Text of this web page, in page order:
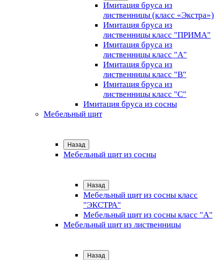
Имитация бруса из
лиственницы (класс «Экстра»)
Имитация бруса из
лиственницы класс "ПРИМА"
Имитация бруса из
лиственницы класс "А"
Имитация бруса из
лиственницы класс "B"
Имитация бруса из
лиственницы класс "C"
Имитация бруса из сосны
Мебельный щит
Назад
Мебельный щит из сосны
Назад
Мебельный щит из сосны класс
"ЭКСТРА"
Мебельный щит из сосны класс "А"
Мебельный щит из лиственницы
Назад